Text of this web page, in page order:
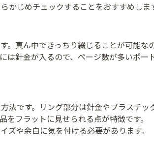
かじめチェックすることをおすすめしま
。真ん中できっちり綴じることが可能な
は針金が入るので、ページ数が多いポー
法です。リング部分は針金やプラスチッ
フラットに見せられる点が特徴です。
ズや余白に気を付ける必要があります。